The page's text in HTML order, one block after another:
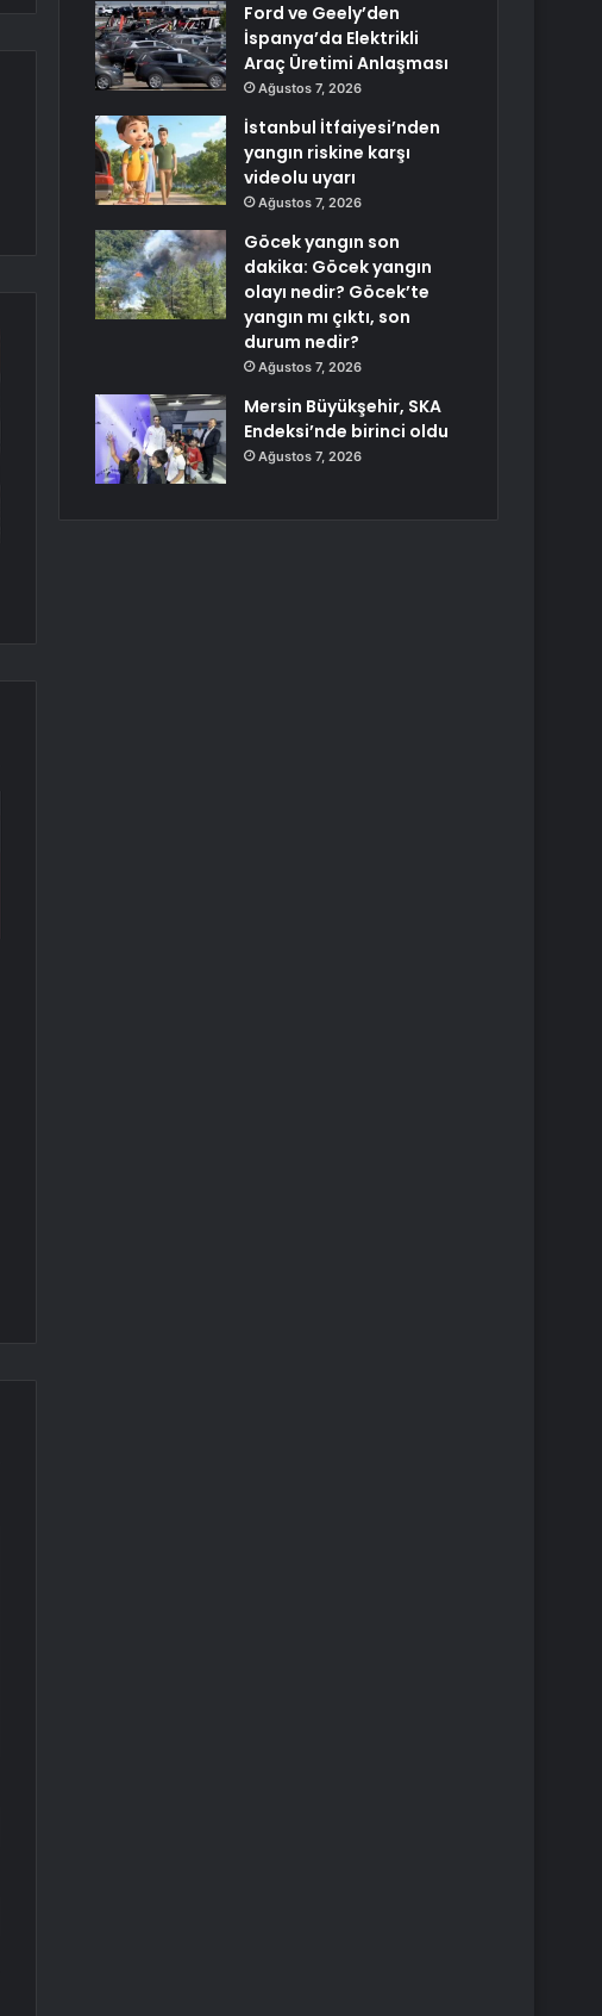
Ford ve Geely’den
İspanya’da Elektrikli
Araç Üretimi Anlaşması
Ağustos 7, 2026
İstanbul İtfaiyesi’nden
yangın riskine karşı
videolu uyarı
Ağustos 7, 2026
Göcek yangın son
dakika: Göcek yangın
olayı nedir? Göcek’te
yangın mı çıktı, son
durum nedir?
Ağustos 7, 2026
Mersin Büyükşehir, SKA
Endeksi’nde birinci oldu
Ağustos 7, 2026